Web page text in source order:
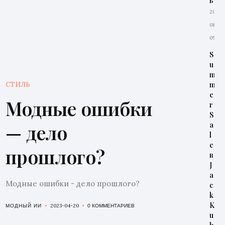
СТИЛЬ
Модные ошибки
— дело
прошлого?
Модные ошибки - дело прошлого?
МОДНЫЙ ИИ 2023-04-20 0 КОММЕНТАРИЕВ
2026-
08-
05
S
u
m
m
e
r
S
a
l
e
в
J
a
c
k
K
u